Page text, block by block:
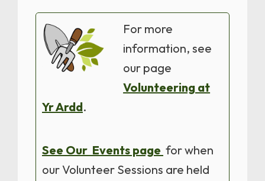
For more
information, see
our page
Volunteering at
Yr Ardd.
See Our Events page for when
our Volunteer Sessions are held